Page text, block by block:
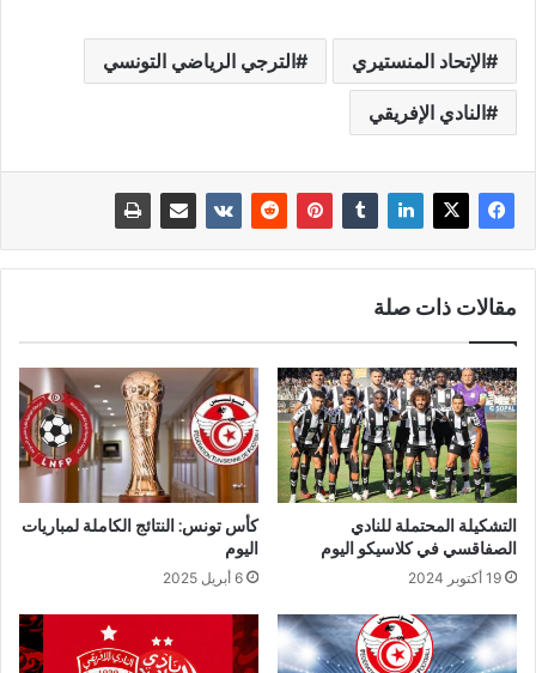
الإتحاد المنستيري الترجي الرياضي التونسي
النادي الإفريقي
مقالات ذات صلة
التشكيلة المحتملة للنادي
الصفاقسي في كلاسيكو اليوم
19 أكتوبر 2024
كأس تونس: النتائج الكاملة لمباريات
اليوم
6 أبريل 2025